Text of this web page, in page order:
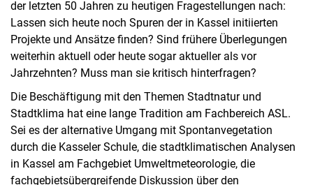
der letzten 50 Jahren zu heutigen Fragestellungen nach:
Lassen sich heute noch Spuren der in Kassel initiierten
Projekte und Ansätze finden? Sind frühere Überlegungen
weiterhin aktuell oder heute sogar aktueller als vor
Jahrzehnten? Muss man sie kritisch hinterfragen?
Die Beschäftigung mit den Themen Stadtnatur und
Stadtklima hat eine lange Tradition am Fachbereich ASL.
Sei es der alternative Umgang mit Spontanvegetation
durch die Kasseler Schule, die stadtklimatischen Analysen
in Kassel am Fachgebiet Umweltmeteorologie, die
fachgebietsübergreifende Diskussion über den